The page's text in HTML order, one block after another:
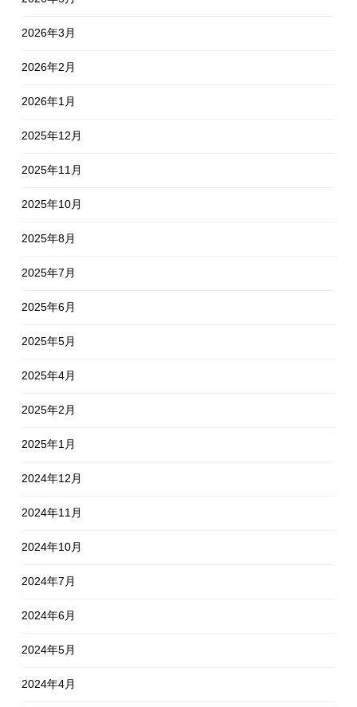
2026年3月
2026年2月
2026年1月
2025年12月
2025年11月
2025年10月
2025年8月
2025年7月
2025年6月
2025年5月
2025年4月
2025年2月
2025年1月
2024年12月
2024年11月
2024年10月
2024年7月
2024年6月
2024年5月
2024年4月